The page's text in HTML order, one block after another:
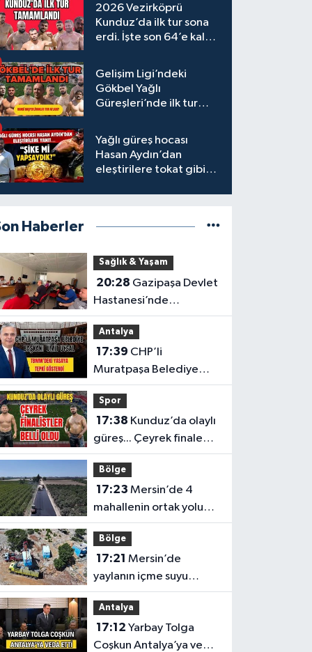
2026 Vezirköprü
Kunduz’da ilk tur sona
erdi. İşte son 64’e kalan
Gelişim Ligi’ndeki
Gökbel Yağlı
Güreşleri’nde ilk tur
Yağlı güreş hocası
Hasan Aydın’dan
eleştirilere tokat gibi
Haberler
Sağlık & Yaşam
20:28
Hastanesi’nde
çalışanların talepleri
masaya yatırıldı
Antalya
17:39
Muratpaşa Belediye
Başkanı Ümit Uysal
TBMM’deki yasaya tepki
gösterdi
Spor
17:38
güreş... Çeyrek finale
kalan başpehlivanlar
belli oldu
Bölge
17:23
mahallenin ortak yolu
yenilendi
Bölge
17:21
yaylanın içme suyu
kapasitesi 2 katına
çıkarıldı
Antalya
17:12
Coşkun Antalya’ya veda